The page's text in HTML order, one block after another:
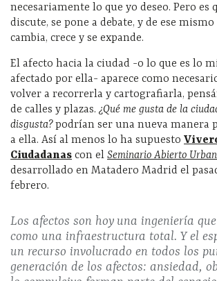
necesariamente lo que yo deseo. Pero es
discute, se pone a debate, y de ese
cambia, crece y se expande.
El afecto hacia la ciudad -o lo que es lo
afectado por ella- aparece como
volver a recorrerla y cartografiarla,
de calles y plazas. ¿Qué me gusta de la
disgusta?podrían ser una nueva manera
a ella. Así al menos lo ha supuesto
Ciudadanas con el Seminario Abierto
desarrollado en Matadero Madrid el
febrero.
Los afectos son hoy una ingeniería
como una infraestructura total. Y el
un recurso involucrado en todos los
generación de los afectos: ansiedad,